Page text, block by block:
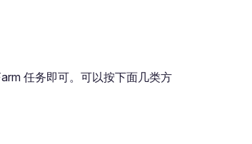
任务即可。可以按下面几类方